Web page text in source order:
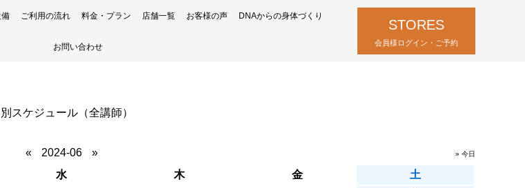
ご利用の流れ 料金・プラン 店舗一覧 お客様の声 DNAからの身体づくり
お問い合わせ
STORES
会員様ログイン・ご予約
別スケジュール（全講師）
« 2024-06 » » 今日
水 木 金
土